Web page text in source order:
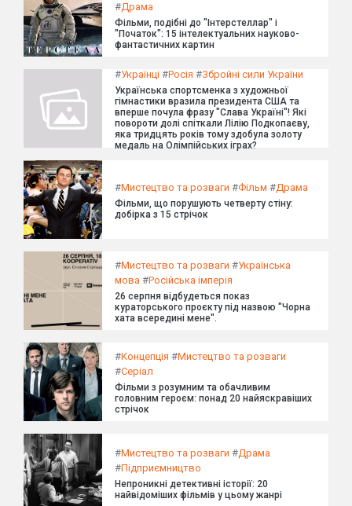
#Драма
Фільми, подібні до "Інтерстеллар" і
"Початок": 15 інтелектуальних науково-
фантастичних картин
#Українці #Росія #Збройні сили України
Українська спортсменка з художньої
гімнастики вразила президента США та
вперше почула фразу "Слава Україні"! Які
повороти долі спіткали Лілію Подкопаєву,
яка тридцять років тому здобула золоту
медаль на Олімпійських іграх?
#Мистецтво та розваги #Фільм #Драма
Фільми, що порушують четверту стіну:
добірка з 15 стрічок
#Мистецтво та розваги #Українська
мова #Російська імперія
26 серпня відбудеться показ
кураторського проєкту під назвою "Чорна
хата всередині мене".
#Концепція #Мистецтво та розваги
#Серіал
Фільми з розумним та обачливим
головним героєм: понад 20 найяскравіших
стрічок
#Мистецтво та розваги #Драма
#Підприємництво
Непроникні детективні історії: 20
найвідоміших фільмів у цьому жанрі